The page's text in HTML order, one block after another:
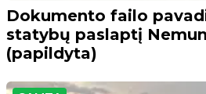
Dokumento failo
statybų paslaptį
(papildyta)